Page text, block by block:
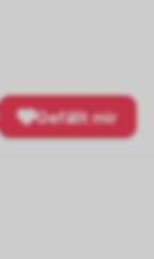
Gefällt mir